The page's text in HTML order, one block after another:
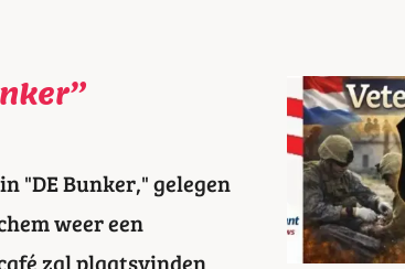
"DE Bunker," gelegen
weer een
zal plaatsvinden